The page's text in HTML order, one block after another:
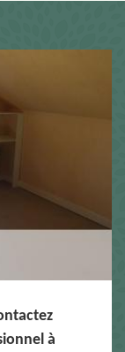
à